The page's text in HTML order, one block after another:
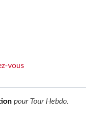
vous
pour Tour Hebdo.